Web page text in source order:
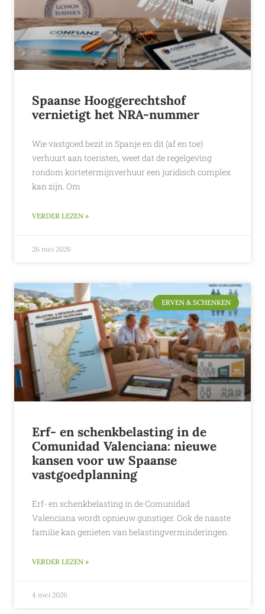
Spaanse Hooggerechtshof
vernietigt het NRA-nummer
Wie vastgoed bezit in Spanje en dit (af en toe)
verhuurt aan toeristen, weet dat de regelgeving
rondom kortetermijnverhuur een juridisch complex
kan zijn. Om
VERDER LEZEN »
26 mei 2026
ERVEN & SCHENKEN
Erf- en schenkbelasting in de
Comunidad Valenciana: nieuwe
kansen voor uw Spaanse
vastgoedplanning
Erf- en schenkbelasting in de Comunidad
Valenciana wordt opnieuw gunstiger. Ook de naaste
familie kan genieten van belastingverminderingen.
VERDER LEZEN »
4 mei 2026